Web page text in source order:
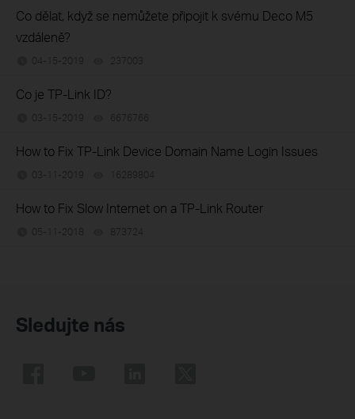
Co dělat, když se nemůžete připojit k svému Deco M5
vzdáleně?
04-15-2019 237003
Co je TP-Link ID?
03-15-2019 6676766
How to Fix TP-Link Device Domain Name Login Issues
03-11-2019 16289804
How to Fix Slow Internet on a TP-Link Router
05-11-2018 873724
Sledujte nás